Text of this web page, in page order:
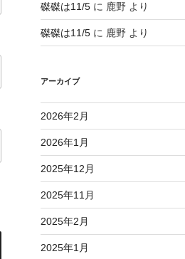
磔磔は11/5に 鹿野より
磔磔は11/5に 鹿野より
アーカイブ
2026年2月
2026年1月
2025年12月
2025年11月
2025年2月
2025年1月